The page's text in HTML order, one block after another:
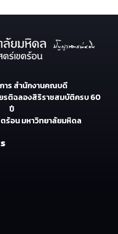
าร สำนักงานคณบดี
ยรติฉลองสิริราชสมบัติครบ 60
ปี
ร้อน มหาวิทยาลัยมหิดล